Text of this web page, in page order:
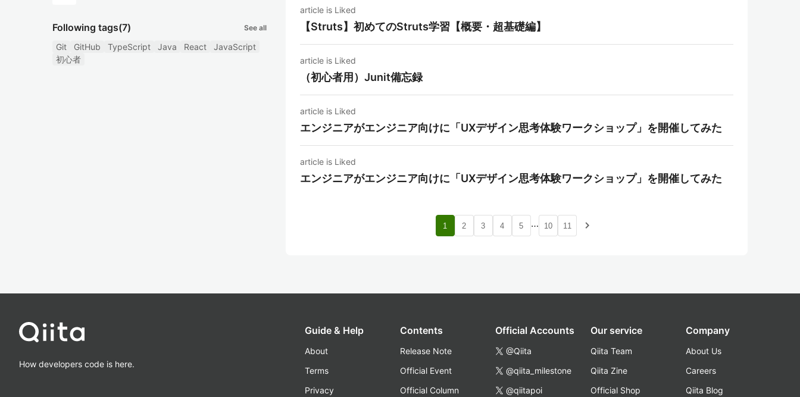
Following tags(7) See all
Git GitHub TypeScript Java React
JavaScript
初心者
article is Liked
【Struts】初めてのStruts学習【概要・超基礎編】
article is Liked
（初心者用）Junit備忘録
article is Liked
エンジニアがエンジニア向けに「UXデザイン思考体験ワークショップ」を開催してみた
article is Liked
エンジニアがエンジニア向けに「UXデザイン思考体験ワークショップ」を開催してみた
1 2 3 4 5 … 10 11 navigate_next
How developers code is here.
Guide & Help
About
Terms
Privacy
Contents
Release Note
Official Event
Official Column
Official Accounts
@Qiita
@qiita_milestone
@qiitapoi
Our service
Qiita Team
Qiita Zine
Official Shop
Company
About Us
Careers
Qiita Blog